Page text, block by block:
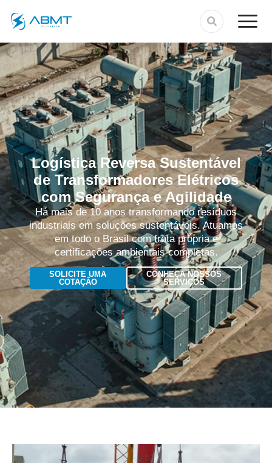
Logística Reversa Sustentável
de Transformadores Elétricos
com Segurança e Agilidade
Há mais de 10 anos transformando resíduos
industriais em soluções sustentáveis. Atuamos
em todo o Brasil com frota própria e
certificações ambientais completas.
SOLICITE UMA
COTAÇÃO
CONHEÇA NOSSOS
SERVIÇOS